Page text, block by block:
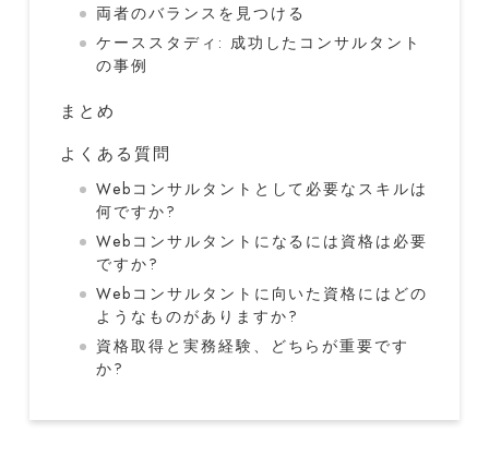
両者のバランスを見つける
ケーススタディ: 成功したコンサルタント
の事例
まとめ
よくある質問
Webコンサルタントとして必要なスキルは
何ですか?
Webコンサルタントになるには資格は必要
ですか?
Webコンサルタントに向いた資格にはどの
ようなものがありますか?
資格取得と実務経験、どちらが重要です
か?